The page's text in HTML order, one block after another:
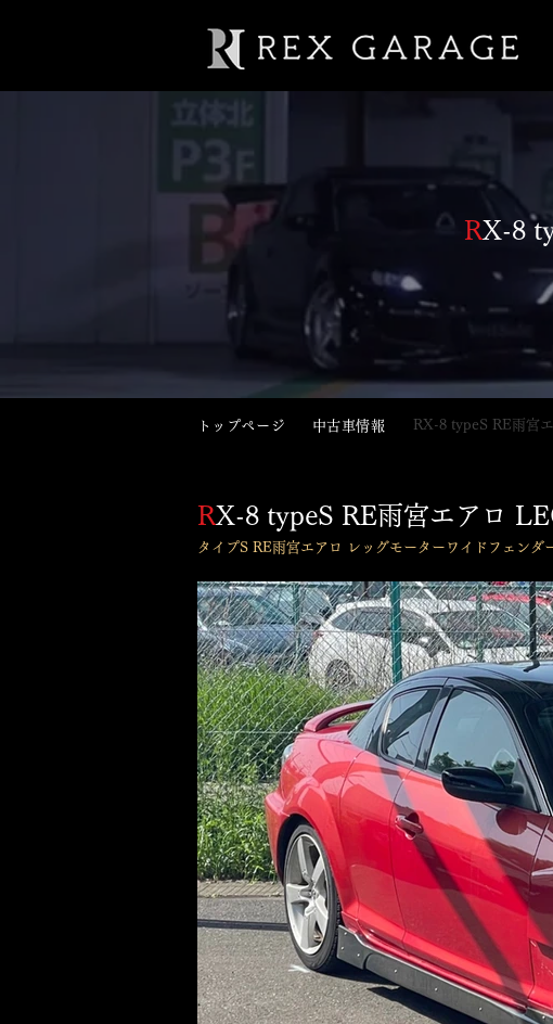
RX-8
RX-8 typeS RE雨宮
​トップページ ​中古車情報
RX-8 typeS RE雨宮エアロ
タイプS RE雨宮エアロ レッグモーターワイドフェンダ